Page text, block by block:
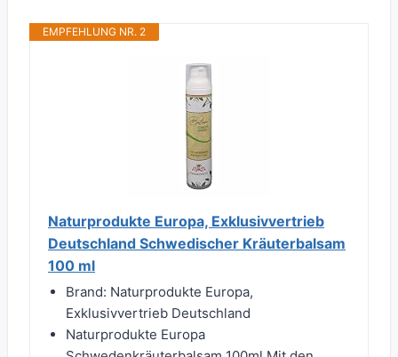
EMPFEHLUNG NR. 2
Naturprodukte Europa, Exklusivvertrieb
Deutschland Schwedischer Kräuterbalsam
100 ml
Brand: Naturprodukte Europa,
Exklusivvertrieb Deutschland
Naturprodukte Europa